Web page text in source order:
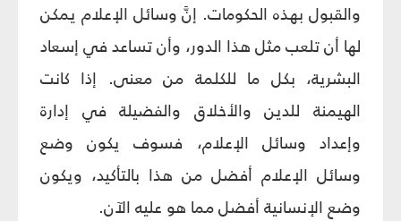
والقبول بهذه الحكومات. إنَّ وسائل الإعلام يمكن
لها أن تلعب مثل هذا الدور، وأن تساعد في إسعاد
البشرية، بكل ما للكلمة من معنى. إذا كانت
الهيمنة للدين والأخلاق والفضيلة في إدارة
وإعداد وسائل الإعلام، فسوف يكون وضع
وسائل الإعلام أفضل من هذا بالتأكيد، ويكون
وضع الإنسانية أفضل مما هو عليه الآن.